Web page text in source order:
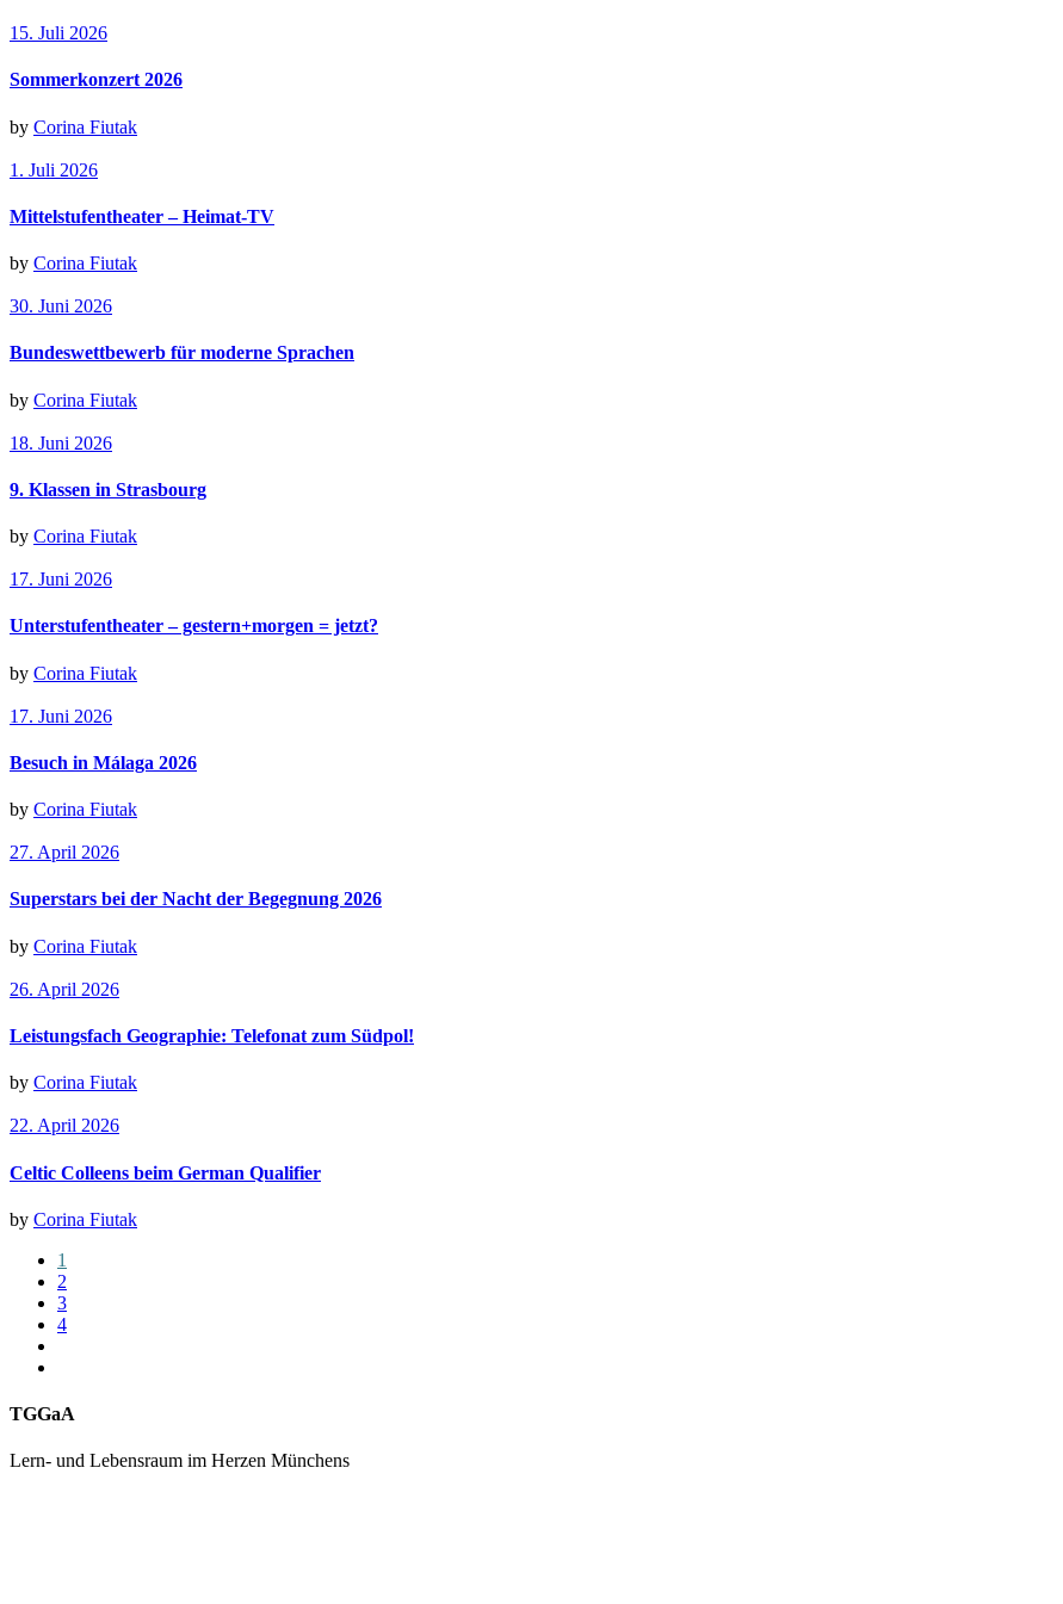
15. Juli 2026
Sommerkonzert 2026
by Corina Fiutak
1. Juli 2026
Mittelstufentheater – Heimat-TV
by Corina Fiutak
30. Juni 2026
Bundeswettbewerb für moderne Sprachen
by Corina Fiutak
18. Juni 2026
9. Klassen in Strasbourg
by Corina Fiutak
17. Juni 2026
Unterstufentheater – gestern+morgen = jetzt?
by Corina Fiutak
17. Juni 2026
Besuch in Málaga 2026
by Corina Fiutak
27. April 2026
Superstars bei der Nacht der Begegnung 2026
by Corina Fiutak
26. April 2026
Leistungsfach Geographie: Telefonat zum Südpol!
by Corina Fiutak
22. April 2026
Celtic Colleens beim German Qualifier
by Corina Fiutak
1
2
3
4
TGGaA
Lern- und Lebensraum im Herzen Münchens